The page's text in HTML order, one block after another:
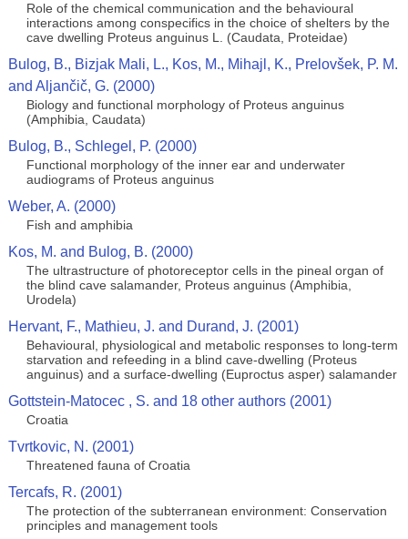
Role of the chemical communication and the behavioural
interactions among conspecifics in the choice of shelters by the
cave dwelling Proteus anguinus L. (Caudata, Proteidae)
Bulog, B., Bizjak Mali, L., Kos, M., Mihajl, K., Prelovšek, P. M.
and Aljančič, G. (2000)
Biology and functional morphology of Proteus anguinus
(Amphibia, Caudata)
Bulog, B., Schlegel, P. (2000)
Functional morphology of the inner ear and underwater
audiograms of Proteus anguinus
Weber, A. (2000)
Fish and amphibia
Kos, M. and Bulog, B. (2000)
The ultrastructure of photoreceptor cells in the pineal organ of
the blind cave salamander, Proteus anguinus (Amphibia,
Urodela)
Hervant, F., Mathieu, J. and Durand, J. (2001)
Behavioural, physiological and metabolic responses to long-term
starvation and refeeding in a blind cave-dwelling (Proteus
anguinus) and a surface-dwelling (Euproctus asper) salamander
Gottstein-Matocec , S. and 18 other authors (2001)
Croatia
Tvrtkovic, N. (2001)
Threatened fauna of Croatia
Tercafs, R. (2001)
The protection of the subterranean environment: Conservation
principles and management tools